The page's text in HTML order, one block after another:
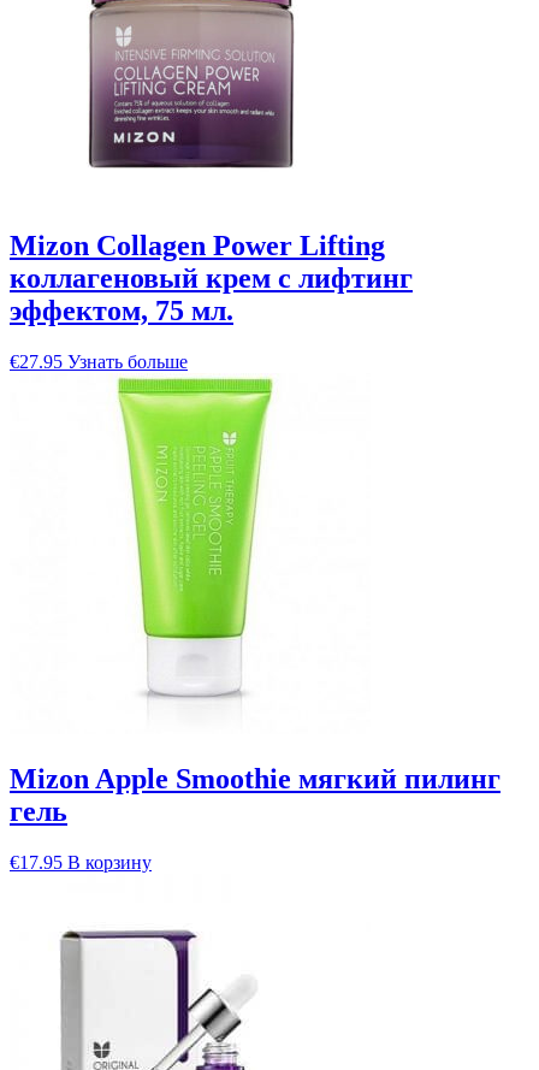
Mizon Collagen Power Lifting
коллагеновый крем с лифтинг
эффектом, 75 мл.
€27.95 Узнать больше
Mizon Apple Smoothie мягкий пилинг
гель
€17.95 В корзину